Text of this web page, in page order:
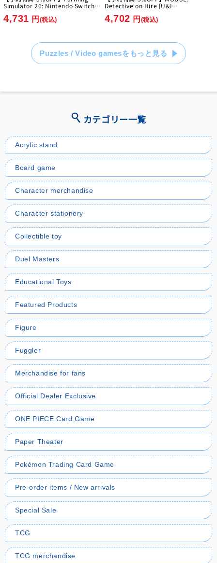
Simulator 26: Nintendo Switch
[Switch]
4,731 円 (税込)
Detective on Hire [U&I
4,702 円 (税込)
Puzzles / Video gamesをもっと見る
カテゴリー一覧
Acrylic stand
Board game
Character merchandise
Character stationery
Collectible toy
Duel Masters
Educational Toys
Featured Products
Figure
Fuggler
Merchandise for fans
Official Dealer Exclusive
ONE PIECE Card Game
Paper Theater
Pokémon Trading Card Game
Pre-order items / New arrivals
Special Sale
TCG
TCG merchandise